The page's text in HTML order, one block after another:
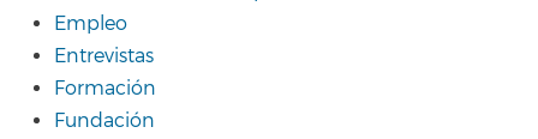
Empleo
Entrevistas
Formación
Fundación